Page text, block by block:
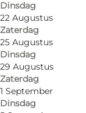
Dinsdag
22 Augustus
Zaterdag
25 Augustus
Dinsdag
29 Augustus
Zaterdag
1 September
Dinsdag